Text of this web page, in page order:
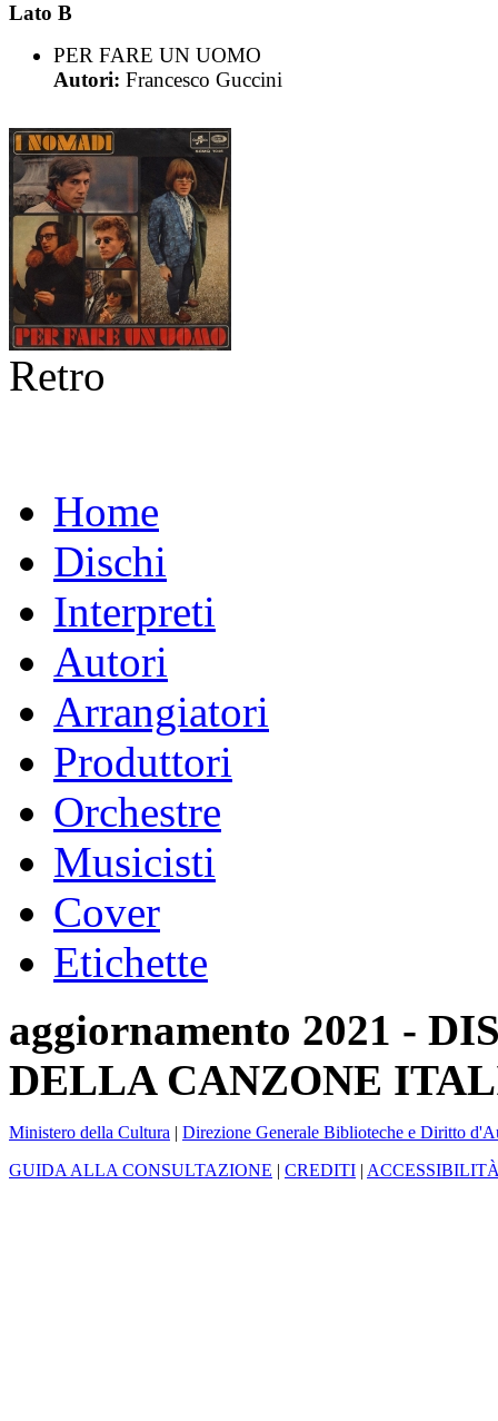
Lato B
PER FARE UN UOMO
Autori: Francesco Guccini
Retro
Home
Dischi
Interpreti
Autori
Arrangiatori
Produttori
Orchestre
Musicisti
Cover
Etichette
aggiornamento 2021 -
DELLA CANZONE
Ministero della Cultura | Direzione Generale Biblioteche e Diritto
GUIDA ALLA CONSULTAZIONE | CREDITI |